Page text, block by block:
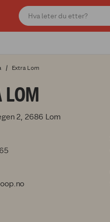
Extra Lom
LOM
2, 2686 Lom